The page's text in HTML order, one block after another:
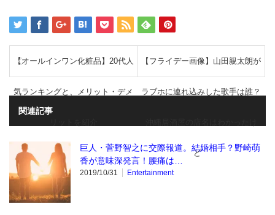
【オールインワン化粧品】20代人
気ランキングと、メリット・デメ
【フライデー画像】山田親太朗が
ラブホに連れ込みした歌手は誰？
ど
関連記事
巨人・菅野智之に交際報道。結婚相手？野崎萌
香が意味深発言！腰痛は…
2019/10/31 Entertainment